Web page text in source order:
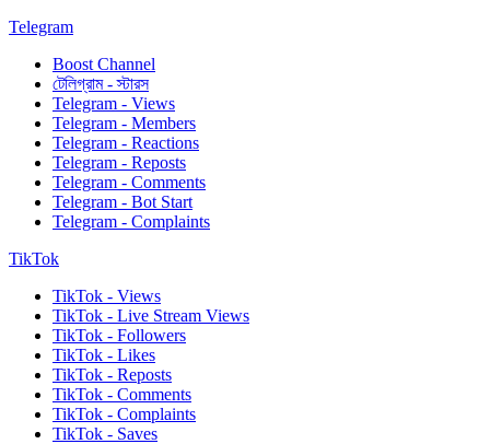
Telegram
Boost Channel
টেলিগ্রাম - স্টারস
Telegram - Views
Telegram - Members
Telegram - Reactions
Telegram - Reposts
Telegram - Comments
Telegram - Bot Start
Telegram - Complaints
TikTok
TikTok - Views
TikTok - Live Stream Views
TikTok - Followers
TikTok - Likes
TikTok - Reposts
TikTok - Comments
TikTok - Complaints
TikTok - Saves